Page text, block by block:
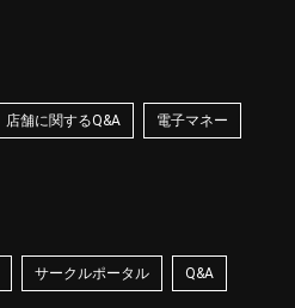
店舗に関するQ&A 電子マネー
サークルポータル Q&A